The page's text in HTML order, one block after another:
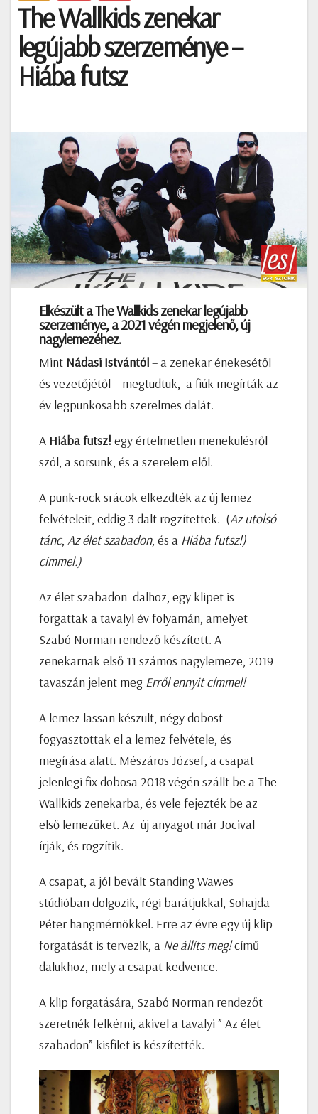
The Wallkids zenekar
legújabb szerzeménye –
Hiába futsz
Elkészült a The Wallkids zenekar legújabb
szerzeménye, a 2021 végén megjelenő, új
nagylemezéhez.
Mint Nádasi Istvántól– a zenekar énekesétől
és vezetőjétől – megtudtuk, a fiúk megírták az
év legpunkosabb szerelmes dalát.
A Hiába futsz! egy értelmetlen menekülésről
szól, a sorsunk, és a szerelem elől.
A punk-rock srácok elkezdték az új lemez
felvételeit, eddig 3 dalt rögzítettek. (Az utolsó
tánc, Az élet szabadon, és a Hiába futsz!)
címmel.)
Az élet szabadon dalhoz, egy klipet is
forgattak a tavalyi év folyamán, amelyet
Szabó Norman rendező készített. A
zenekarnak első 11 számos nagylemeze, 2019
tavaszán jelent meg Erről ennyit címmel!
A lemez lassan készült, négy dobost
fogyasztottak el a lemez felvétele, és
megírása alatt. Mészáros József, a csapat
jelenlegi fix dobosa 2018 végén szállt be a The
Wallkids zenekarba, és vele fejezték be az
első lemezüket. Az új anyagot már Jocival
írják, és rögzítik.
A csapat, a jól bevált Standing Wawes
stúdióban dolgozik, régi barátjukkal, Sohajda
Péter hangmérnökkel. Erre az évre egy új klip
forgatását is tervezik, a Ne állíts meg!című
dalukhoz, mely a csapat kedvence.
A klip forgatására, Szabó Norman rendezőt
szeretnék felkérni, akivel a tavalyi ” Az élet
szabadon” kisfilet is készítették.